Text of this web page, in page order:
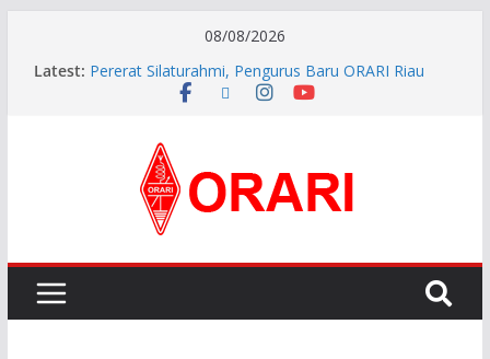
08/08/2026
Latest: Pererat Silaturahmi, Pengurus Baru ORARI Riau
Audiensi dan Siap Bersinergi dengan Diskominfotik
Preparatory Group for WRC-27 )
Aftiyedi Dalimunthe (YC5NNF) Resmi Pimpin ORARI
Lokal Bengkalis 2026–2029, Dikukuhkan Langsung
Ketua Orari Daerah Riau
Riau Beserta Jajaran Hadiri Muslok III Bengkalis